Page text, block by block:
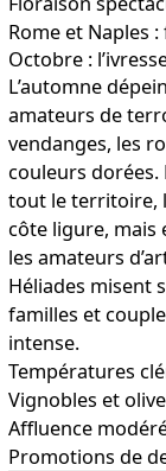
Rome et Naples
Octobre :
L’automne
amateurs de
vendanges, les
couleurs
tout le territoire,
côte ligure, mais
les amateurs
Héliades misent
familles et
intense.
Températures
Vignobles et
Affluence
Promotions de